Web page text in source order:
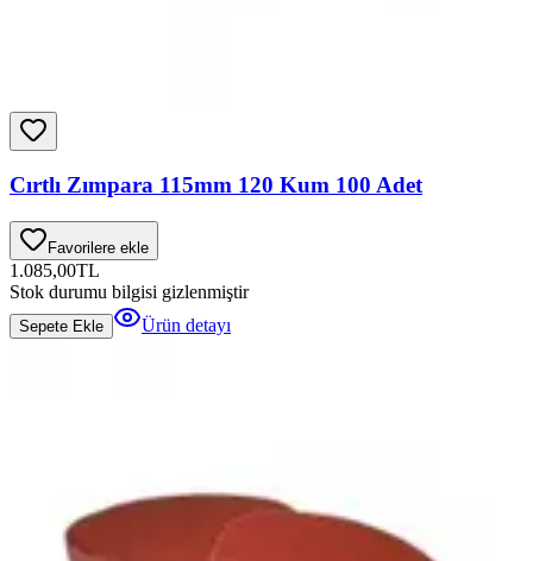
Cırtlı Zımpara 115mm 120 Kum 100 Adet
Favorilere ekle
1.085,00TL
Stok durumu bilgisi gizlenmiştir
Sepete Ekle Ürün detayı